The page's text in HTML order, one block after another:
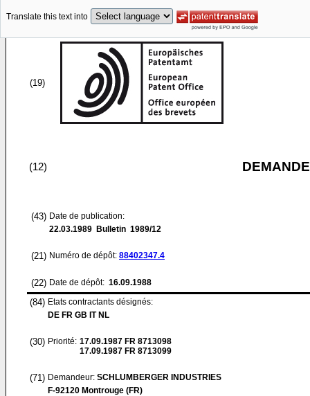
Translate this text into
(19)
(12)
(43) Date de publication:
22.03.1989 Bulletin 1989/12
(21) Numéro de dépôt: 88402347.4
(22) Date de dépôt: 16.09.1988
(84) Etats contractants désignés:
DE FR GB IT NL
(30) Priorité: 17.09.1987 FR 8713098
17.09.1987 FR 8713099
(71) Demandeur: SCHLUMBERGER INDUSTRIES
F-92120 Montrouge (FR)